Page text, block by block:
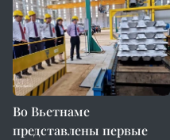
Во Вьетнаме
представлены первые